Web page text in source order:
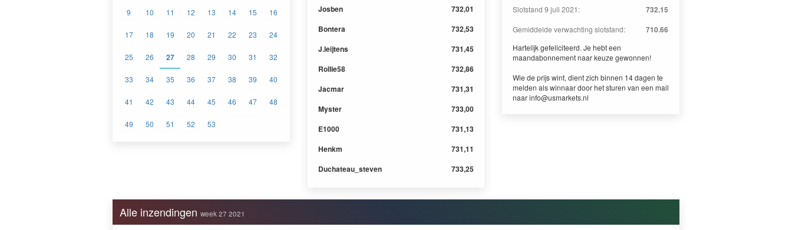
9 10 11 12 13 14 15 16
17 18 19 20 21 22 23 24
25 26 27 28 29 30 31 32
33 34 35 36 37 38 39 40
41 42 43 44 45 46 47 48
49 50 51 52 53
Josben
732,01
Bontera
732,53
J.leijtens
731,45
Rollie58
732,86
Jacmar
731,31
Myster
733,00
E1000
731,13
Henkm
731,11
Duchateau_steven
733,25
Slotstand 9 juli 2021: 732.15
Gemiddelde verwachting slotstand: 710.66
Hartelijk gefeliciteerd. Je hebt een
maandabonnement naar keuze gewonnen!
Wie de prijs wint, dient zich binnen 14 dagen te
melden als winnaar door het sturen van een mail
naarinfo@usmarkets.nl
Alle inzendingen week 27 2021